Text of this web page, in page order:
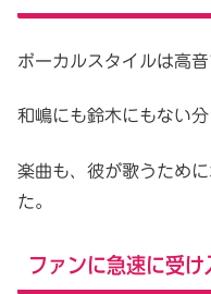
ボーカルスタイルは高音
和嶋にも鈴木にもない分
楽曲も、彼が歌うため
た。
ファンに急速に受